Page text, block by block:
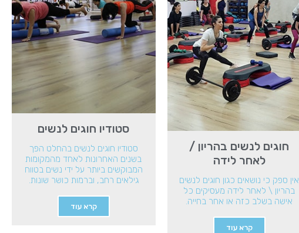
חוגים לנשים בהריון /
לאחר לידה
אין ספק כי נושאים כגון חוגים לנשים
בהריון \ לאחר לידה מעסיקים כל
אישה בשלב כזה או אחר בחייה.
קרא עוד
סטודיו חוגים לנשים
סטודיו חוגים לנשים בהחלט הפך
בשנים האחרונות לאחד מהמקומות
המבוקשים ביותר על ידי נשים בטווח
גילאים רחב, וברמות כושר שונות.
קרא עוד